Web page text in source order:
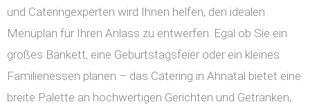
und Cateringexperten wird Ihnen helfen, den idealen
Menüplan für Ihren Anlass zu entwerfen. Egal ob Sie ein
großes Bankett, eine Geburtstagsfeier oder ein kleines
Familienessen planen – das Catering in Ahnatal bietet eine
breite Palette an hochwertigen Gerichten und Getränken,